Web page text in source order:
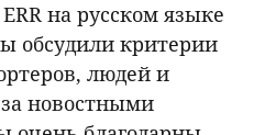
на русском языке
обсудили критерии
людей и
новостными